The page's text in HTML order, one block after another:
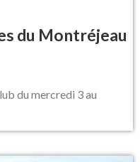
du Montréjeau
du mercredi 3 au